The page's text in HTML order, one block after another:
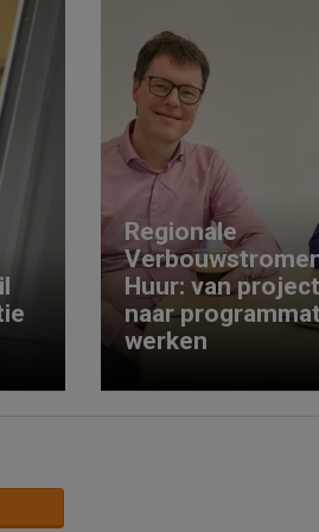
Regionale
Huur: van
naar
werken